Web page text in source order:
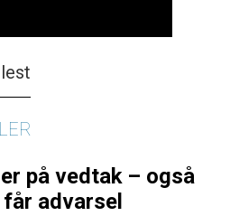
på vedtak – også
advarsel